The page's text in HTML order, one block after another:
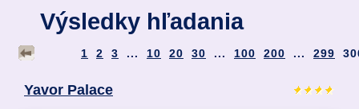
Výsledky hľadania
1 2 3 ... 10 20 30 ... 100 200 ... 299
Yavor Palace